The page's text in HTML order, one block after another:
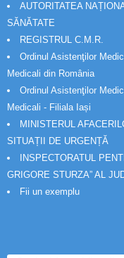
AUTORITATEA
SĂNĂTATE
REGISTRUL C.M.R.
Ordinul Asistenţilor
Medicali din România
Ordinul Asistenţilor
Medicali - Filiala Iași
MINISTERUL
SITUAȚII DE URGENȚĂ
INSPECTORATUL
GRIGORE STURZA” AL
Fii un exemplu